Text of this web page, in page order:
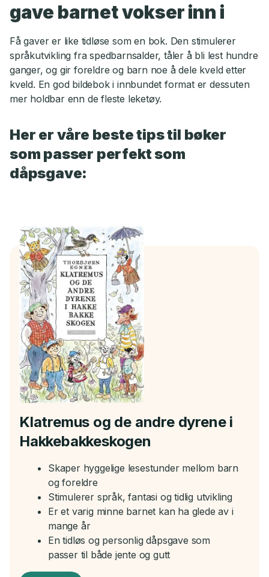
gave barnet vokser inn i
Få gaver er like tidløse som en bok. Den stimulerer
språkutvikling fra spedbarnsalder, tåler å bli lest hundre
ganger, og gir foreldre og barn noe å dele kveld etter
kveld. En god bildebok i innbundet format er dessuten
mer holdbar enn de fleste leketøy.
Her er våre beste tips til bøker
som passer perfekt som
dåpsgave:
Klatremus og de andre dyrene i
Hakkebakkeskogen
Skaper hyggelige lesestunder mellom barn
og foreldre
Stimulerer språk, fantasi og tidlig utvikling
Er et varig minne barnet kan ha glede av i
mange år
En tidløs og personlig dåpsgave som
passer til både jente og gutt